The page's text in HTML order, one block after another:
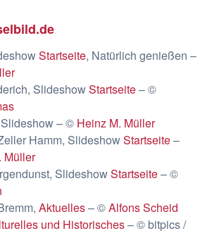
Startseite, Natürlich genießen –
SlideshowStartseite– ©
– © Heinz M. Müller
Hamm, SlideshowStartseite–
Müller
SlideshowStartseite– ©
Aktuelles– ©Alfons Scheid
und Historisches– © bitpics /